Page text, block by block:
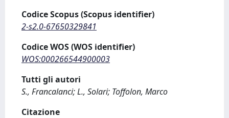
Codice Scopus (Scopus identifier)
2-s2.0-67650329841
Codice WOS (WOS identifier)
WOS:000266544900003
Tutti gli autori
S., Francalanci; L., Solari; Toffolon, Marco
Citazione